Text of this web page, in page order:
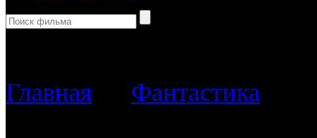
Главная
Фантастика